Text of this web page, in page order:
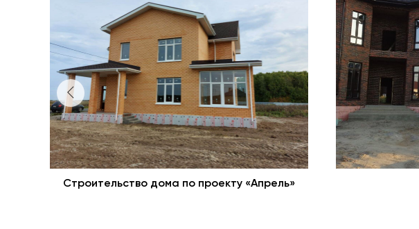
Строительство дома по проекту «Апрель»